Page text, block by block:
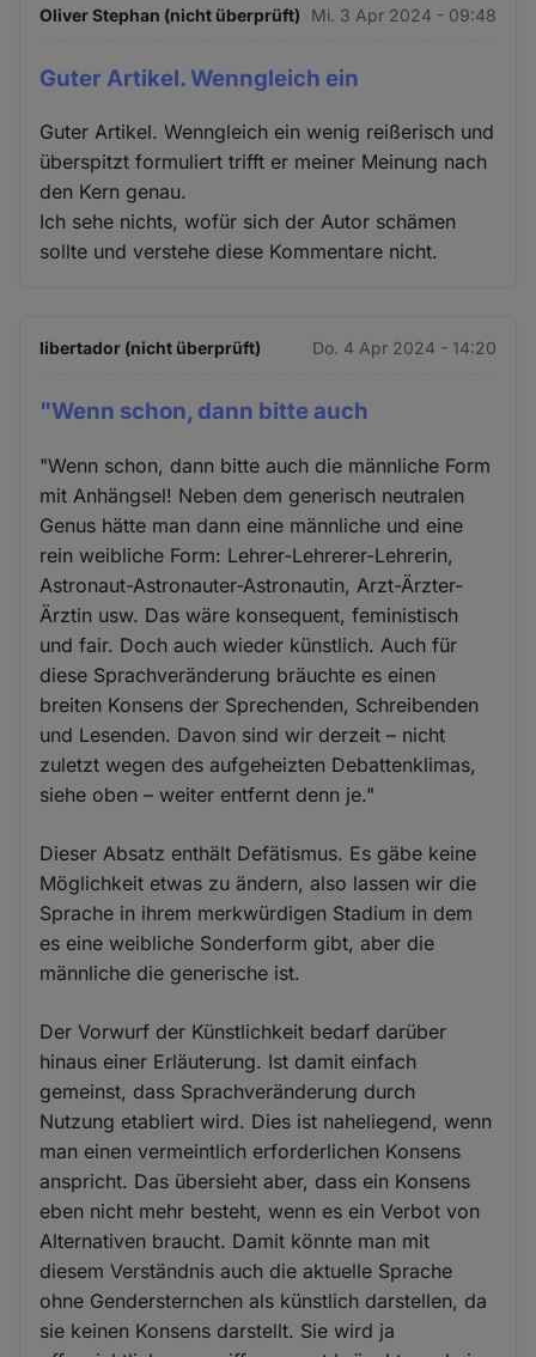
Oliver Stephan (nicht überprüft) Mi. 3 Apr 2024 - 09:48
Guter Artikel. Wenngleich ein
Guter Artikel. Wenngleich ein wenig reißerisch und
überspitzt formuliert trifft er meiner Meinung nach
den Kern genau.
Ich sehe nichts, wofür sich der Autor schämen
sollte und verstehe diese Kommentare nicht.
libertador (nicht überprüft) Do. 4 Apr 2024 - 14:20
"Wenn schon, dann bitte auch
"Wenn schon, dann bitte auch die männliche Form
mit Anhängsel! Neben dem generisch neutralen
Genus hätte man dann eine männliche und eine
rein weibliche Form: Lehrer-Lehrerer-Lehrerin,
Astronaut-Astronauter-Astronautin, Arzt-Ärzter-
Ärztin usw. Das wäre konsequent, feministisch
und fair. Doch auch wieder künstlich. Auch für
diese Sprachveränderung bräuchte es einen
breiten Konsens der Sprechenden, Schreibenden
und Lesenden. Davon sind wir derzeit – nicht
zuletzt wegen des aufgeheizten Debattenklimas,
siehe oben – weiter entfernt denn je."
Dieser Absatz enthält Defätismus. Es gäbe keine
Möglichkeit etwas zu ändern, also lassen wir die
Sprache in ihrem merkwürdigen Stadium in dem
es eine weibliche Sonderform gibt, aber die
männliche die generische ist.
Der Vorwurf der Künstlichkeit bedarf darüber
hinaus einer Erläuterung. Ist damit einfach
gemeinst, dass Sprachveränderung durch
Nutzung etabliert wird. Dies ist naheliegend, wenn
man einen vermeintlich erforderlichen Konsens
anspricht. Das übersieht aber, dass ein Konsens
eben nicht mehr besteht, wenn es ein Verbot von
Alternativen braucht. Damit könnte man mit
diesem Verständnis auch die aktuelle Sprache
ohne Gendersternchen als künstlich darstellen, da
sie keinen Konsens darstellt. Sie wird ja